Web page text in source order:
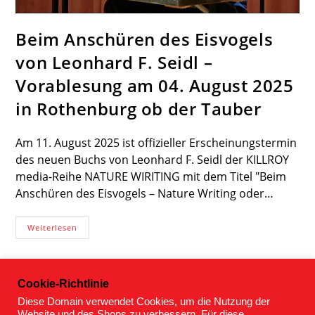
Beim Anschüren des Eisvogels
von Leonhard F. Seidl –
Vorablesung am 04. August 2025
in Rothenburg ob der Tauber
Am 11. August 2025 ist offizieller Erscheinungstermin
des neuen Buchs von Leonhard F. Seidl der KILLROY
media-Reihe NATURE WIRITING mit dem Titel "Beim
Anschüren des Eisvogels – Nature Writing oder…
Weiterlesen
Anschüren
Eisvogels
Leonhard
F.
Seidl
–
Cookie-Richtlinie
Diese Domain verwendet Cookies, um die Nutzung der